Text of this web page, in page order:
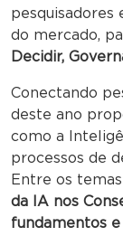
pesquisadores
do mercado,
Decidir,
Conectando
deste ano
como a
processos de
Entre os
da IA nos
fundamentos e